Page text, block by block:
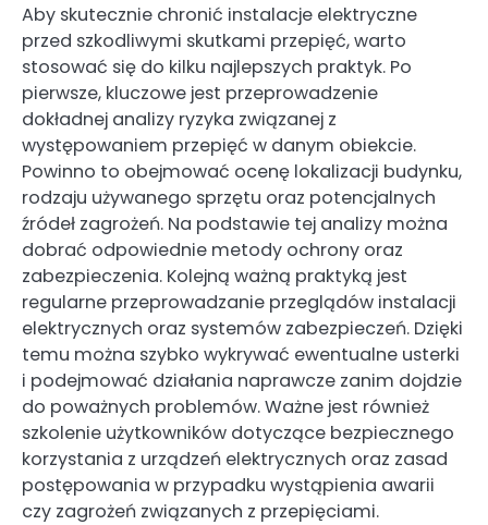
Aby skutecznie chronić instalacje elektryczne
przed szkodliwymi skutkami przepięć, warto
stosować się do kilku najlepszych praktyk. Po
pierwsze, kluczowe jest przeprowadzenie
dokładnej analizy ryzyka związanej z
występowaniem przepięć w danym obiekcie.
Powinno to obejmować ocenę lokalizacji budynku,
rodzaju używanego sprzętu oraz potencjalnych
źródeł zagrożeń. Na podstawie tej analizy można
dobrać odpowiednie metody ochrony oraz
zabezpieczenia. Kolejną ważną praktyką jest
regularne przeprowadzanie przeglądów instalacji
elektrycznych oraz systemów zabezpieczeń. Dzięki
temu można szybko wykrywać ewentualne usterki
i podejmować działania naprawcze zanim dojdzie
do poważnych problemów. Ważne jest również
szkolenie użytkowników dotyczące bezpiecznego
korzystania z urządzeń elektrycznych oraz zasad
postępowania w przypadku wystąpienia awarii
czy zagrożeń związanych z przepięciami.